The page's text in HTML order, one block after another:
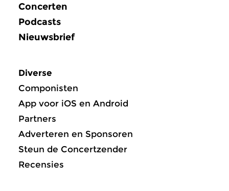
Concerten
Podcasts
Nieuwsbrief
Diverse
Componisten
App voor iOS en Android
Partners
Adverteren en Sponsoren
Steun de Concertzender
Recensies